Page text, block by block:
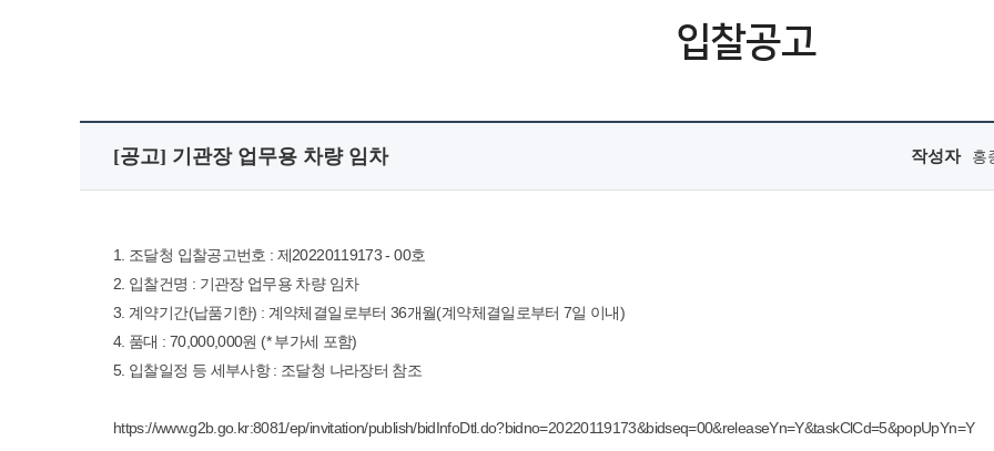
입찰공고
[공고] 기관장 업무용 차량 임차 작성자 홍
1. 조달청 입찰공고번호 : 제20220119173 - 00호
2. 입찰건명 : 기관장 업무용 차량 임차
3. 계약기간(납품기한) : 계약체결일로부터 36개월(계약체결일로부터 7일 이내)
4. 품대 : 70,000,000원 (* 부가세 포함)
5. 입찰일정 등 세부사항 : 조달청 나라장터 참조
https://www.g2b.go.kr:8081/ep/invitation/publish/bidInfoDtl.do?bidno=20220119173&bidseq=00&releaseYn=Y&taskClCd=5&popUpYn=Y